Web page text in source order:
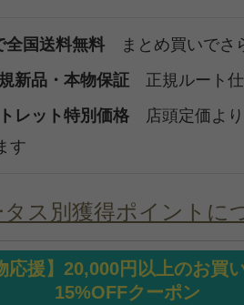
国送料無料 まとめ買いでさ
新品・本物保証 正規ルート
レット特別価格 店頭定価よ
す
タス別獲得ポイントに
応援】20,000円以上のお買
15%OFFクーポン